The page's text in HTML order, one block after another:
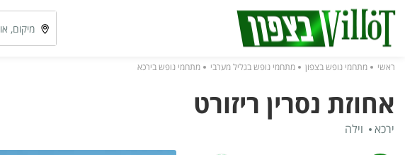
מיקום, או
ראשי מתחמי נופש בצפון מתחמי נופש בגליל מערבי מתחמי נופש בירכא
אחוזת נסרין ריזורט
ירכא וילה